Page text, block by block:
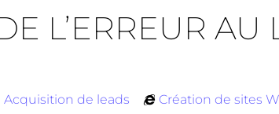
L’ERREUR AU
Acquisition de leads Création de sites